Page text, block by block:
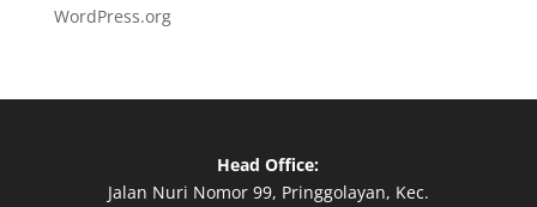
WordPress.org
Head Office:
Jalan Nuri Nomor 99, Pringgolayan, Kec.